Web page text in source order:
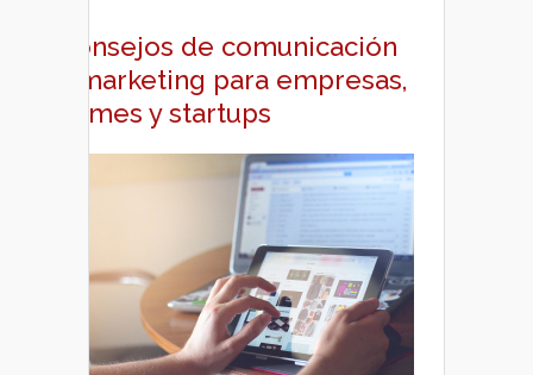
Consejos de comunicación
y marketing para empresas,
pymes y startups